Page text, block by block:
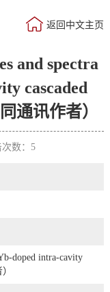
返回中文主页
and spectra
cascaded
通讯作者）
数： 5
doped intra-cavity